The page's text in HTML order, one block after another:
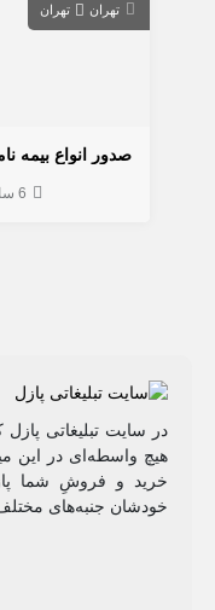
تهران تهران
صدور انواع بیمه
6 سال قبل
در سایت تبلیغاتی
هیچ واسطه‌ای در این
خرید و فروشِ شما
خودشان جنبه‌های مختلف